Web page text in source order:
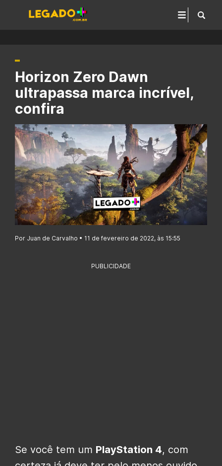
Horizon Zero Dawn
ultrapassa marca incrível,
confira
Por Juan de Carvalho • 11 de fevereiro de 2022, às 15:55
PUBLICIDADE
Se você tem um PlayStation 4, com